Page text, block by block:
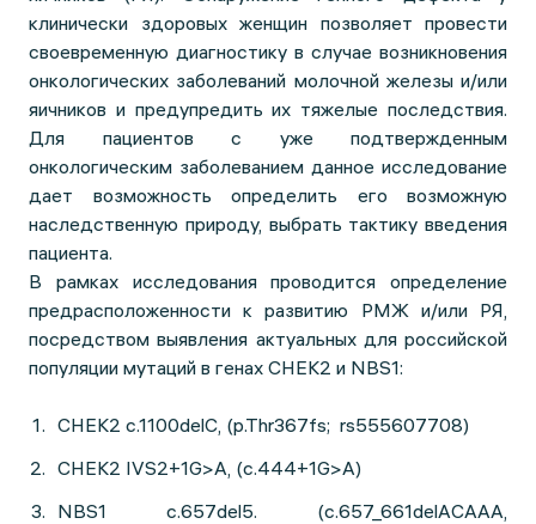
клинически здоровых женщин позволяет провести
своевременную диагностику в случае возникновения
онкологических заболеваний молочной железы и/или
яичников и предупредить их тяжелые последствия.
Для пациентов с уже подтвержденным
онкологическим заболеванием данное исследование
дает возможность определить его возможную
наследственную природу, выбрать тактику введения
пациента.
В рамках исследования проводится определение
предрасположенности к развитию РМЖ и/или РЯ,
посредством выявления актуальных для российской
популяции мутаций в генах СНЕК2 и NBS1:
CHEK2 c.1100delC, (p.Thr367fs; rs555607708)
CHEK2 IVS2+1G>A, (c.444+1G>A)
NBS1 с.657del5. (c.657_661delACAAA,